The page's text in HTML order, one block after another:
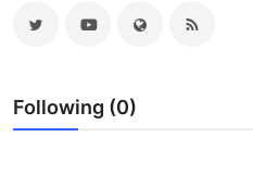
Blogs
Following (0)